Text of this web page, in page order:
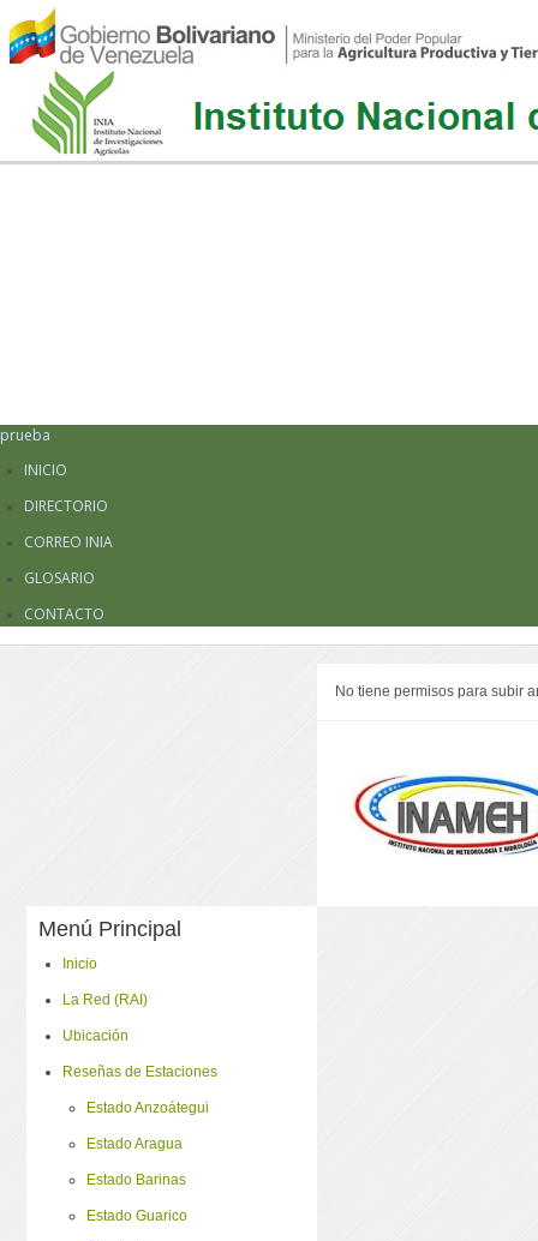
prueba
INICIO
DIRECTORIO
CORREO INIA
GLOSARIO
CONTACTO
No tiene permisos para subir
Menú Principal
Inicio
La Red (RAI)
Ubicación
Reseñas de Estaciones
Estado Anzoátegui
Estado Aragua
Estado Barinas
Estado Guarico